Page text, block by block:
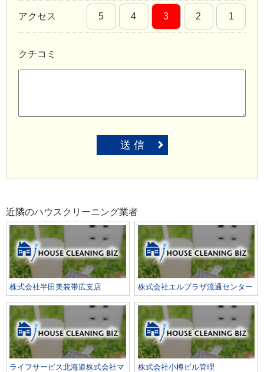
アクセス 5 4 3 2 1
クチコミ
送 信
近隣のハウスクリーニング業者
株式会社半田美装帯広支店 株式会社エルプラザ流通センター
ライフサービス北海道株式会社マ
株式会社小樽ビル管理